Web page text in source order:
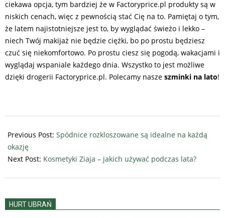
ciekawa opcja, tym bardziej że w Factoryprice.pl produkty są w
niskich cenach, więc z pewnością stać Cię na to. Pamiętaj o tym,
że latem najistotniejsze jest to, by wyglądać świeżo i lekko –
niech Twój makijaż nie będzie ciężki, bo po prostu będziesz
czuć się niekomfortowo. Po prostu ciesz się pogodą, wakacjami i
wyglądaj wspaniale każdego dnia. Wszystko to jest możliwe
dzięki drogerii Factoryprice.pl. Polecamy nasze szminki na lato!
06-
28
Previous Post: Spódnice rozkloszowane są idealne na każdą
okazję
Next Post: Kosmetyki Ziaja – jakich używać podczas lata?
HURT UBRAŃ